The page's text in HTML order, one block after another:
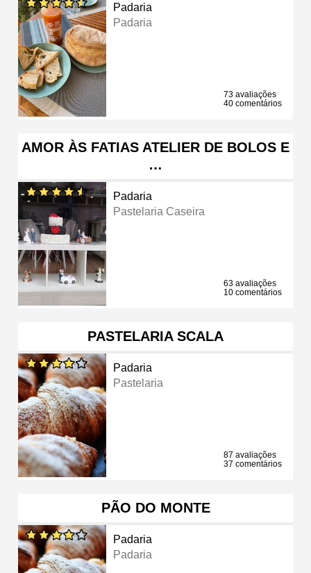
Padaria
Padaria
73 avaliações
40 comentários
AMOR ÀS FATIAS ATELIER DE BOLOS E
…
Padaria
Pastelaria Caseira
63 avaliações
10 comentários
PASTELARIA SCALA
Padaria
Pastelaria
87 avaliações
37 comentários
PÃO DO MONTE
Padaria
Padaria